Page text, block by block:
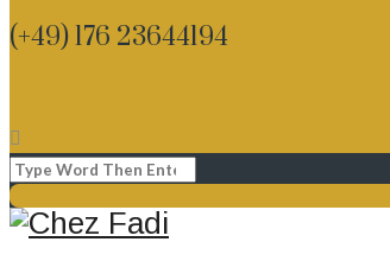
(+49) 176 23644194